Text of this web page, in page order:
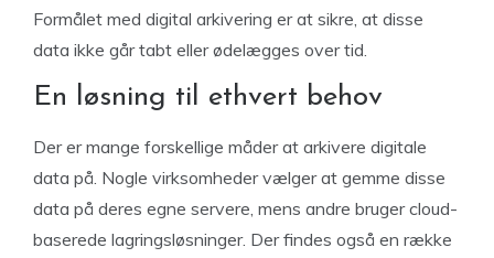
Formålet med digital arkivering er at sikre, at disse
data ikke går tabt eller ødelægges over tid.
En løsning til ethvert behov
Der er mange forskellige måder at arkivere digitale
data på. Nogle virksomheder vælger at gemme disse
data på deres egne servere, mens andre bruger cloud-
baserede lagringsløsninger. Der findes også en række